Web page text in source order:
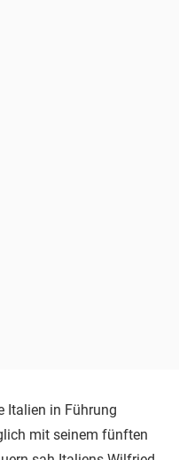
Italien in Führung
mit seinem fünften